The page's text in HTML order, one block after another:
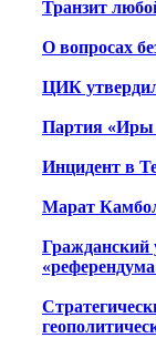
Транзит
О вопросах
ЦИК
Партия
Инцидент в
Марат
Гражданский